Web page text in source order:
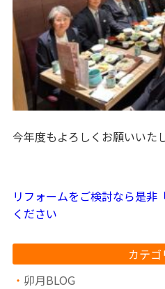
今年度もよろしくお願いいた
リフォームをご検討なら是非
ください
カテゴ
卯月BLOG